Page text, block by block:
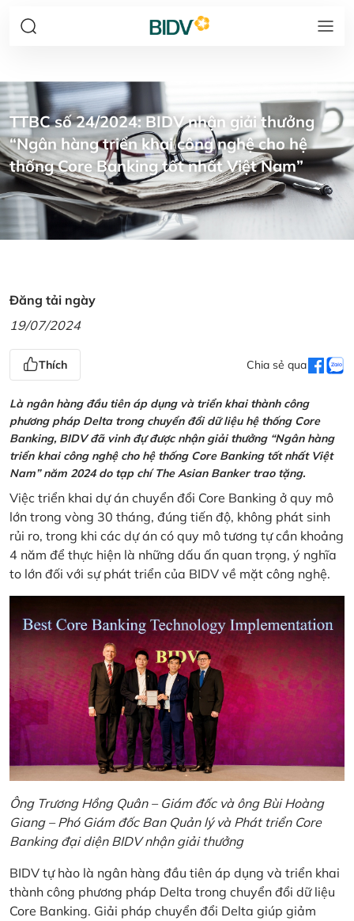
TTBC số 24/2024: BIDV nhận giải thưởng
“Ngân hàng triển khai công nghệ cho hệ
thống Core Banking tốt nhất Việt Nam”
Đăng tải ngày
19/07/2024
Thích Chia sẻ qua
Là ngân hàng đầu tiên áp dụng và triển khai thành công
phương pháp Delta trong chuyển đổi dữ liệu hệ thống Core
Banking, BIDV đã vinh đự được nhận giải thưởng “Ngân hàng
triển khai công nghệ cho hệ thống Core Banking tốt nhất Việt
Nam” năm 2024 do tạp chí The Asian Banker trao tặng.
Việc triển khai dự án chuyển đổi Core Banking ở quy mô
lớn trong vòng 30 tháng, đúng tiến độ, không phát sinh
rủi ro, trong khi các dự án có quy mô tương tự cần khoảng
4 năm để thực hiện là những dấu ấn quan trọng, ý nghĩa
to lớn đối với sự phát triển của BIDV về mặt công nghệ.
Ông Trương Hồng Quân – Giám đốc và ông Bùi Hoàng
Giang – Phó Giám đốc Ban Quản lý và Phát triển Core
Banking đại diện BIDV nhận giải thưởng
BIDV tự hào là ngân hàng đầu tiên áp dụng và triển khai
thành công phương pháp Delta trong chuyển đổi dữ liệu
Core Banking. Giải pháp chuyển đổi Delta giúp giảm